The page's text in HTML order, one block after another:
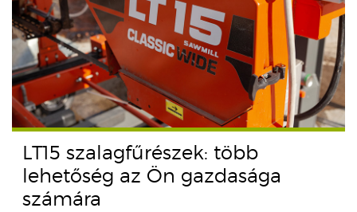
LT15 szalagfűrészek: több
lehetőség az Ön gazdasága
számára